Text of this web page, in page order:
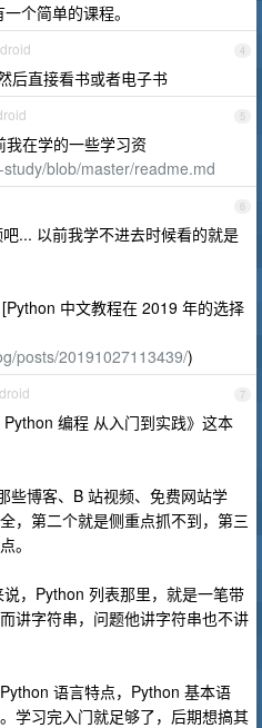
个简单的课程。
4
后直接看书或者电子书
5
在学的一些学习资
blob/master/readme.md
6
... 以前我学不进去时候看的就是
中文教程在 2019 年的选择
posts/20191027113439/)
7
编程 从入门到实践》这本
些博客、B 站视频、免费网站学
，第二个就是侧重点抓不到，第三
。
，Python 列表那里，就是一笔带
讲字符串，问题他讲字符串也不讲
语言特点，Python 基本语
学习完入门就足够了，后期想搞其